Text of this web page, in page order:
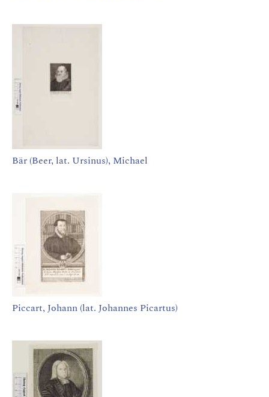
Bär (Beer, lat. Ursinus), Michael
Piccart, Johann (lat. Johannes Picartus)